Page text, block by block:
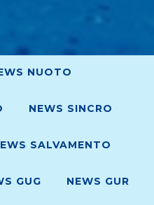
NUOTO
NEWS SINCRO
SALVAMENTO
GUG NEWS GUR